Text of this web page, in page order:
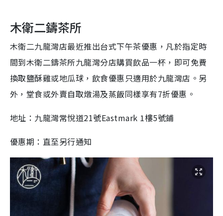
木衛二鑄茶所
木衛二九龍灣店最近推出台式下午茶優惠，凡於指定時
間到木衛二鑄茶所九龍灣分店購買飲品一杯，即可免費
換取鹽酥雞或地瓜球，飲食優惠只適用於九龍灣店。另
外，堂食或外賣自取燉湯及蒸飯同樣享有7折優惠。
地址：九龍灣常悅道21號Eastmark 1樓5號鋪
優惠期：直至另行通知